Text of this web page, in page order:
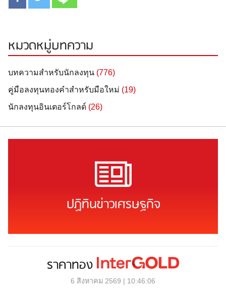
หมวดหมู่บทความ
บทความสำหรับนักลงทุน (776)
คู่มือลงทุนทองคำสำหรับมือใหม่ (19)
นักลงทุนอินเตอร์โกลด์ (26)
ปฏิทินข่าวเศรษฐกิจ
ราคาทอง
6 สิงหาคม 2569 | 10:46:06